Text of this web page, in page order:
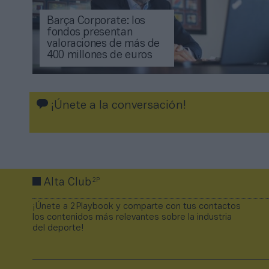
Barça Corporate: los
fondos presentan
valoraciones de más de
400 millones de euros
¡Únete a la conversación!
Alta Club2P
¡Únete a 2Playbook y comparte con tus contactos
los contenidos más relevantes sobre la industria
del deporte!